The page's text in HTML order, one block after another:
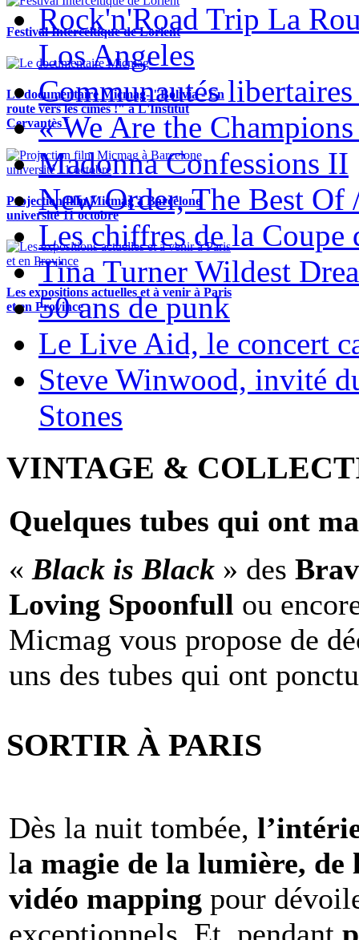
Festival Interceltique de Lorient
Le documentaire Micmag- "Bolivia - En
route vers les cimes !" à L'Institut
Cervantès !
Projection film Micmag à Barcelone
université 11 octobre
Les expositions actuelles et à venir à Paris
et en Province
Rock'n'Road Trip La
Los Angeles
Communautés libertaires
« We Are the
Madonna Confessions II
New Order, The Best Of
Les chiffres de la Coupe
Tina Turner Wildest
50 ans de punk
Le Live Aid, le concert
Steve Winwood, invité
Stones
VINTAGE &
Quelques tubes qui ont
« Black is Black » des
Loving Spoonfull ou
Micmag vous propose de
uns des tubes qui ont
SORTIR À PARIS
Dès la nuit tombée,
la magie de la lumière,
vidéo mapping pour